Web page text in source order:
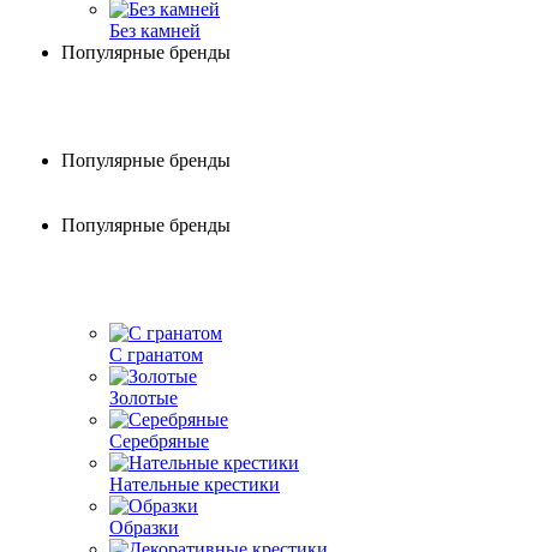
Без камней
Популярные бренды
Популярные бренды
Популярные бренды
С гранатом
Золотые
Серебряные
Нательные крестики
Образки